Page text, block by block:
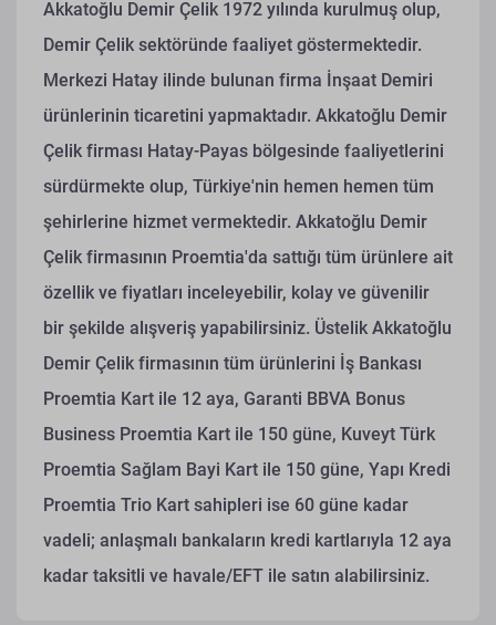
Akkatoğlu Demir Çelik 1972 yılında kurulmuş olup,
Demir Çelik sektöründe faaliyet göstermektedir.
Merkezi Hatay ilinde bulunan firma İnşaat Demiri
ürünlerinin ticaretini yapmaktadır. Akkatoğlu Demir
Çelik firması Hatay-Payas bölgesinde faaliyetlerini
sürdürmekte olup, Türkiye'nin hemen hemen tüm
şehirlerine hizmet vermektedir. Akkatoğlu Demir
Çelik firmasının Proemtia'da sattığı tüm ürünlere ait
özellik ve fiyatları inceleyebilir, kolay ve güvenilir
bir şekilde alışveriş yapabilirsiniz. Üstelik Akkatoğlu
Demir Çelik firmasının tüm ürünlerini İş Bankası
Proemtia Kart ile 12 aya, Garanti BBVA Bonus
Business Proemtia Kart ile 150 güne, Kuveyt Türk
Proemtia Sağlam Bayi Kart ile 150 güne, Yapı Kredi
Proemtia Trio Kart sahipleri ise 60 güne kadar
vadeli; anlaşmalı bankaların kredi kartlarıyla 12 aya
kadar taksitli ve havale/EFT ile satın alabilirsiniz.